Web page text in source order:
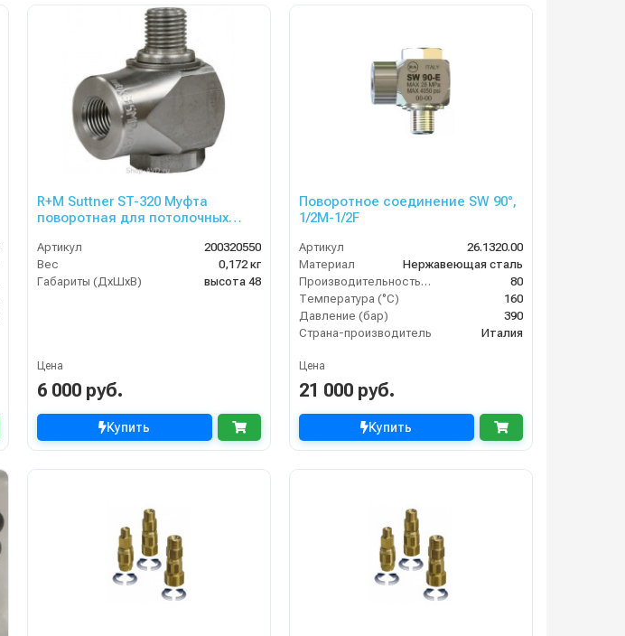
R+M Suttner ST-320 Муфта
поворотная для потолочных
Артикул
200320550
Вес
0,172 кг
Габариты (ДхШхВ)
высота 48
Цена
6 000 руб.
Купить
Поворотное соединение SW 90°,
1/2M-1/2F
Артикул
26.1320.00
Материал
Нержавеющая сталь
Производительность (л/мин)
80
Температура (°C)
160
Давление (бар)
390
Страна-производитель
Италия
Цена
21 000 руб.
Купить